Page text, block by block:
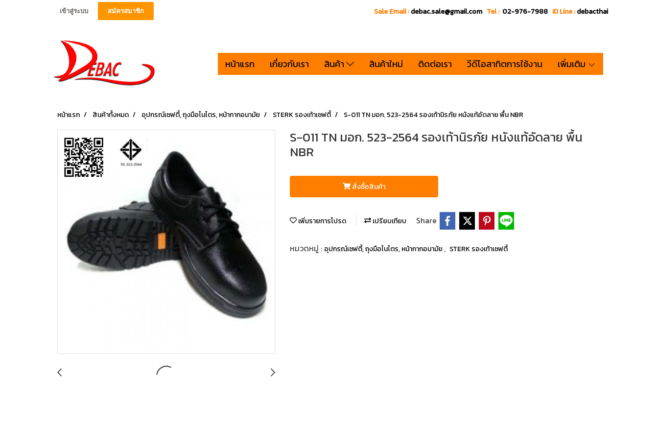
เข้าสู่ระบบ สมัครสมาชิก Sale Email :debac.sale@gmail.com Tel : 02-976-7988 ID Line :debacthai
หน้าแรก เกี่ยวกับเรา สินค้า สินค้าใหม่ ติดต่อเรา วีดีโอสาทิตการใช้งาน เพิ่มเติม
หน้าแรก สินค้าทั้งหมด อุปกรณ์เซฟตี้, ถุงมือไนไตร, หน้ากากอนามัย STERK รองเท้าเซฟตี้ S-011 TN มอก. 523-2564 รองเท้านิรภัย หนังแท้อัดลาย พื้น NBR
S-011 TN มอก. 523-2564 รองเท้านิรภัย หนังแท้อัดลาย พื้น
NBR
สั่งซื้อสินค้า
เพิ่มรายการโปรด เปรียบเทียบ Share
หมวดหมู่ : อุปกรณ์เซฟตี้, ถุงมือไนไตร, หน้ากากอนามัย , STERK รองเท้าเซฟตี้